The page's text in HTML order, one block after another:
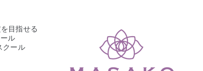
目指せる
ル
クール